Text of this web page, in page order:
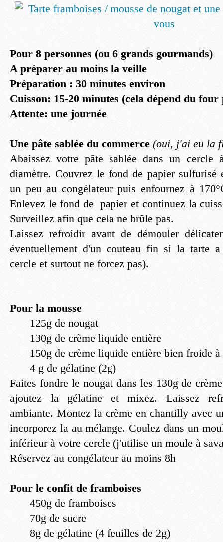
Pour 8 personnes (ou 6 grands gourmands)
A préparer au moins la veille
Préparation : 30 minutes environ
Cuisson: 15-20 minutes (cela dépend du
Attente: une journée
Une pâte sablée du commerce (oui, j'ai eu la
Abaissez votre pâte sablée dans un
diamètre. Couvrez le fond de papier sulfurisé
un peu au congélateur puis enfournez à
Enlevez le fond de papier et continuez la
Surveillez afin que cela ne brûle pas.
Laissez refroidir avant de démouler
éventuellement d'un couteau fin si la tarte
cercle et surtout ne forcez pas).
Pour la mousse
125g de nougat
130g de crème liquide entière
150g de crème liquide entière bien froide
4 g de gélatine (2g)
Faites fondre le nougat dans les 130g de
ajoutez la gélatine et mixez. Laissez
ambiante. Montez la crème en chantilly avec
incorporez la au mélange. Coulez dans un
inférieur à votre cercle (j'utilise un moule à
Réservez au congélateur au moins 8h
Pour le confit de framboises
450g de framboises
70g de sucre
8g de gélatine (4 feuilles de 2g)